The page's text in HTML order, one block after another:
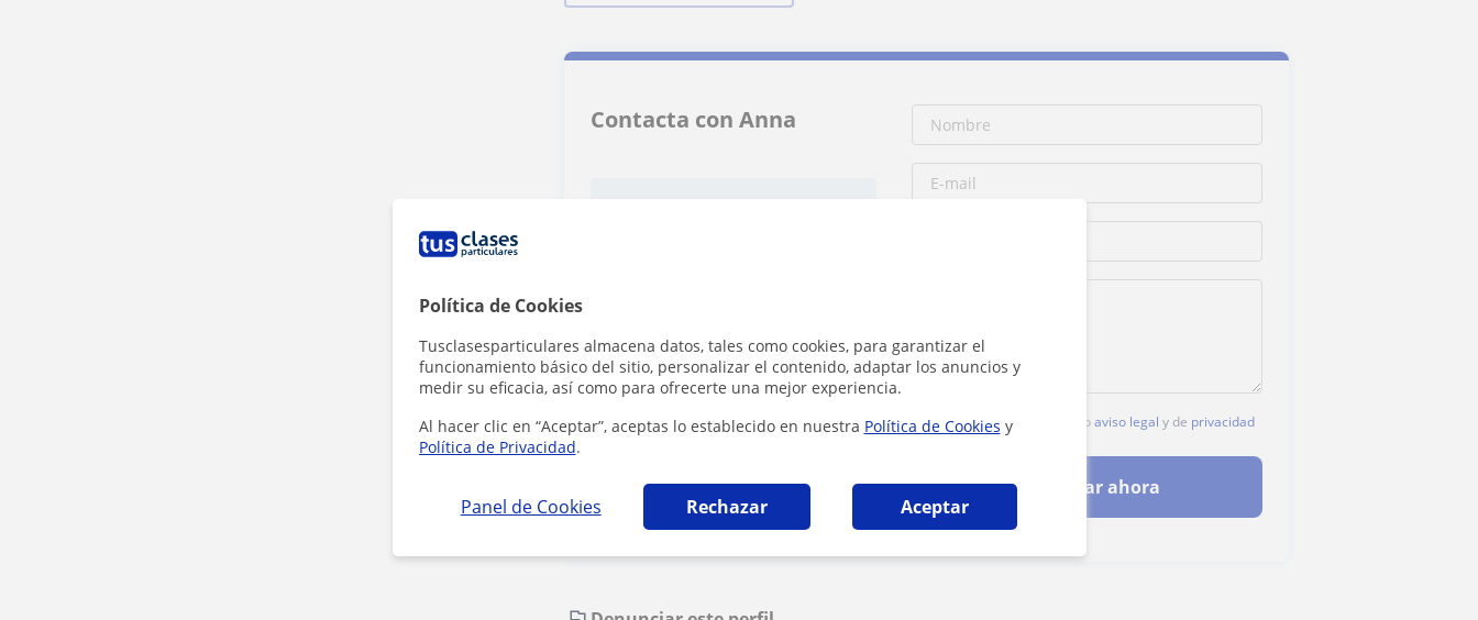
Política de Cookies
Tusclasesparticulares almacena datos, tales como cookies, para garantizar el
funcionamiento básico del sitio, personalizar el contenido, adaptar los anuncios y
medir su eficacia, así como para ofrecerte una mejor experiencia.
Al hacer clic en “Aceptar”, aceptas lo establecido en nuestra Política de Cookies y
Política de Privacidad.
Panel de Cookies Rechazar Aceptar
Contacta con Anna
Al hacer clic, aceptas nuestroaviso legal y de privacidad
Contactar ahora